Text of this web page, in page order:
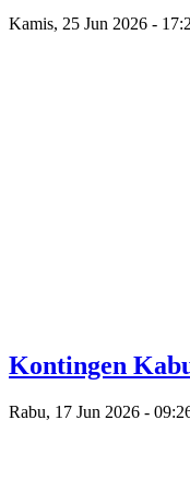
Kamis, 25 Jun 2026 -
Kontingen
Rabu, 17 Jun 2026 -